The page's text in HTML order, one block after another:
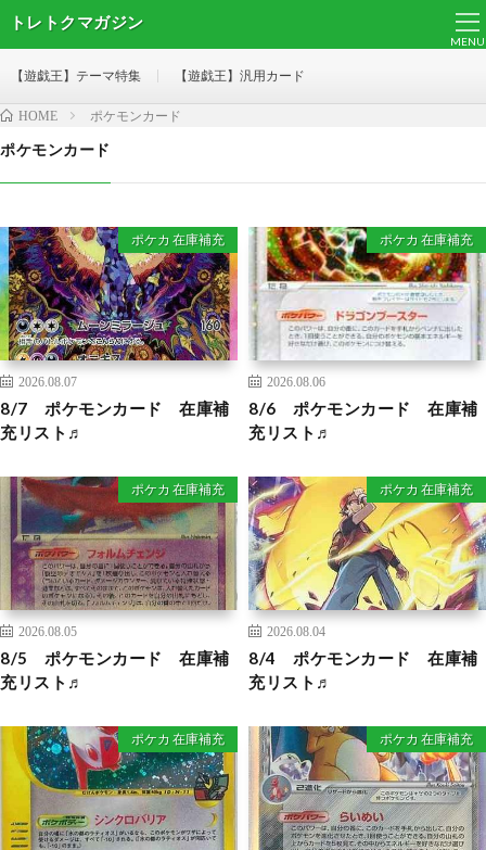
トレトクマガジン
MENU
【遊戯王】テーマ特集 【遊戯王】汎用カード
HOME ポケモンカード
ポケモンカード
ポケカ 在庫補充
2026.08.07
8/7 ポケモンカード 在庫補
充リスト♬
ポケカ 在庫補充
2026.08.06
8/6 ポケモンカード 在庫補
充リスト♬
ポケカ 在庫補充
2026.08.05
8/5 ポケモンカード 在庫補
充リスト♬
ポケカ 在庫補充
2026.08.04
8/4 ポケモンカード 在庫補
充リスト♬
ポケカ 在庫補充 ポケカ 在庫補充